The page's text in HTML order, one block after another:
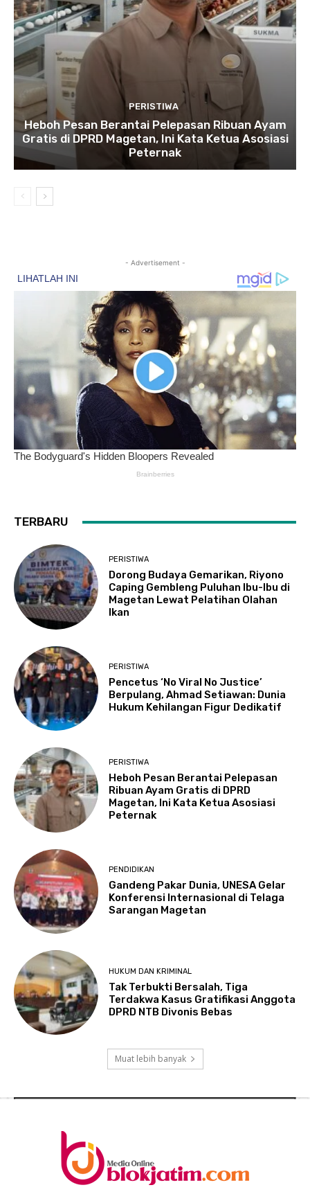
PERISTIWA
Heboh Pesan Berantai Pelepasan Ribuan Ayam
Gratis di DPRD Magetan, Ini Kata Ketua Asosiasi
Peternak
- Advertisement -
TERBARU
PERISTIWA
Dorong Budaya Gemarikan, Riyono
Caping Gembleng Puluhan Ibu-Ibu di
Magetan Lewat Pelatihan Olahan
Ikan
PERISTIWA
Pencetus ‘No Viral No Justice’
Berpulang, Ahmad Setiawan: Dunia
Hukum Kehilangan Figur Dedikatif
PERISTIWA
Heboh Pesan Berantai Pelepasan
Ribuan Ayam Gratis di DPRD
Magetan, Ini Kata Ketua Asosiasi
Peternak
PENDIDIKAN
Gandeng Pakar Dunia, UNESA Gelar
Konferensi Internasional di Telaga
Sarangan Magetan
HUKUM DAN KRIMINAL
Tak Terbukti Bersalah, Tiga
Terdakwa Kasus Gratifikasi Anggota
DPRD NTB Divonis Bebas
Muat lebih banyak